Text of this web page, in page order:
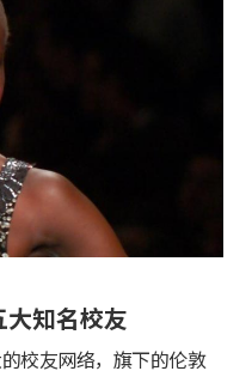
知名校友
校友网络，旗下的伦敦